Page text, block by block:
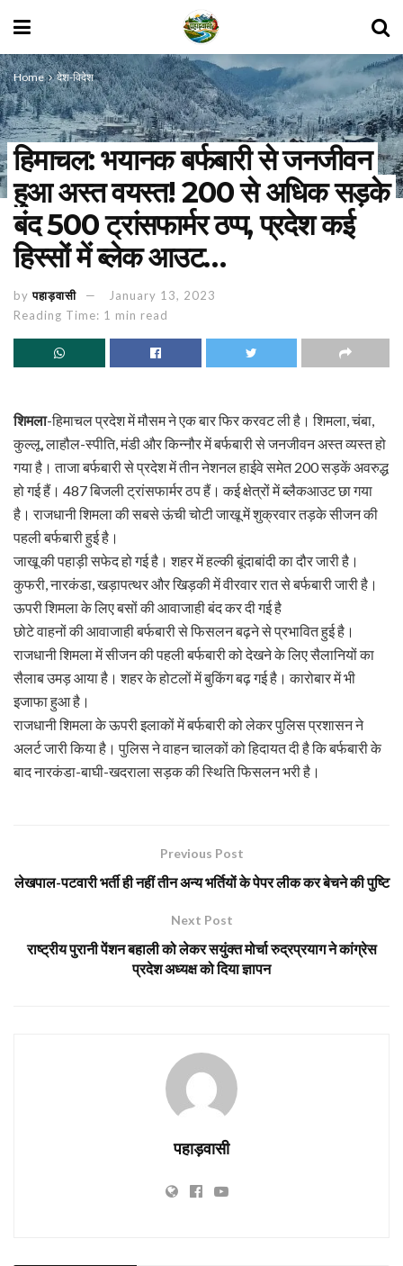
Home देश-विदेश
हिमाचल: भयानक बर्फबारी से जनजीवन
हुआ अस्त वयस्त! 200 से अधिक सड़के
बंद 500 ट्रांसफार्मर ठप्प, प्रदेश कई
हिस्सों में ब्लेक आउट…
by पहाड़वासी
January 13, 2023
Reading Time: 1 min read
शिमला-हिमाचल प्रदेश में मौसम ने एक बार फिर करवट ली है। शिमला, चंबा,
कुल्लू, लाहौल-स्पीति, मंडी और किन्नौर में बर्फबारी से जनजीवन अस्त व्यस्त हो
गया है। ताजा बर्फबारी से प्रदेश में तीन नेशनल हाईवे समेत 200 सड़कें अवरुद्ध
हो गई हैं। 487 बिजली ट्रांसफार्मर ठप हैं। कई क्षेत्रों में ब्लैकआउट छा गया
है। राजधानी शिमला की सबसे ऊंची चोटी जाखू में शुक्रवार तड़के सीजन की
पहली बर्फबारी हुई है।
जाखू की पहाड़ी सफेद हो गई है। शहर में हल्की बूंदाबांदी का दौर जारी है।
कुफरी, नारकंडा, खड़ापत्थर और खिड़की में वीरवार रात से बर्फबारी जारी है।
ऊपरी शिमला के लिए बसों की आवाजाही बंद कर दी गई है
छोटे वाहनों की आवाजाही बर्फबारी से फिसलन बढ़ने से प्रभावित हुई है।
राजधानी शिमला में सीजन की पहली बर्फबारी को देखने के लिए सैलानियों का
सैलाब उमड़ आया है। शहर के होटलों में बुकिंग बढ़ गई है। कारोबार में भी
इजाफा हुआ है।
राजधानी शिमला के ऊपरी इलाकों में बर्फबारी को लेकर पुलिस प्रशासन ने
अलर्ट जारी किया है। पुलिस ने वाहन चालकों को हिदायत दी है कि बर्फबारी के
बाद नारकंडा-बाघी-खदराला सड़क की स्थिति फिसलन भरी है।
Previous Post
लेखपाल-पटवारी भर्ती ही नहीं तीन अन्य भर्तियों के पेपर लीक कर बेचने की पुष्टि
Next Post
राष्ट्रीय पुरानी पेंशन बहाली को लेकर सयुंक्त मोर्चा रुद्रप्रयाग ने कांग्रेस
प्रदेश अध्यक्ष को दिया ज्ञापन
पहाड़वासी